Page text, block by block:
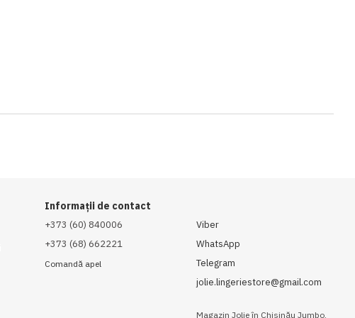
Informații de contact
+373 (60) 840006
+373 (68) 662221
Comandă apel
Viber
WhatsApp
Telegram
jolie.lingeriestore@gmail.com
Magazin Jolie în Chișinău Jumbo,